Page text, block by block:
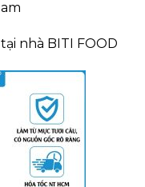
nhà BITI FOOD